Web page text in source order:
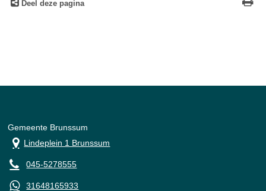
Deel deze pagina
Gemeente Brunssum
Lindeplein 1 Brunssum
045-5278555
31648165933